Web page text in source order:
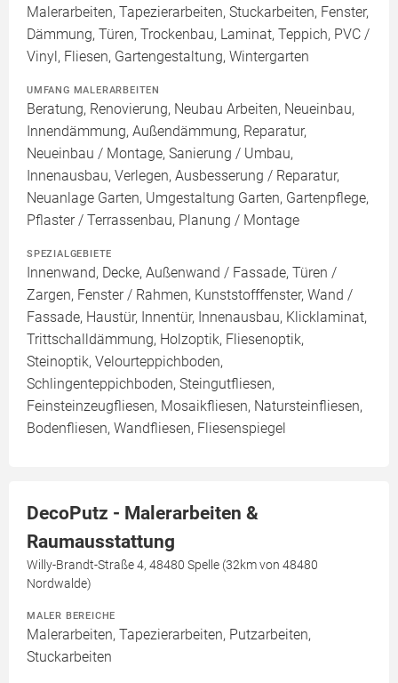
Malerarbeiten, Tapezierarbeiten, Stuckarbeiten, Fenster,
Dämmung, Türen, Trockenbau, Laminat, Teppich, PVC /
Vinyl, Fliesen, Gartengestaltung, Wintergarten
UMFANG MALERARBEITEN
Beratung, Renovierung, Neubau Arbeiten, Neueinbau,
Innendämmung, Außendämmung, Reparatur,
Neueinbau / Montage, Sanierung / Umbau,
Innenausbau, Verlegen, Ausbesserung / Reparatur,
Neuanlage Garten, Umgestaltung Garten, Gartenpflege,
Pflaster / Terrassenbau, Planung / Montage
SPEZIALGEBIETE
Innenwand, Decke, Außenwand / Fassade, Türen /
Zargen, Fenster / Rahmen, Kunststofffenster, Wand /
Fassade, Haustür, Innentür, Innenausbau, Klicklaminat,
Trittschalldämmung, Holzoptik, Fliesenoptik,
Steinoptik, Velourteppichboden,
Schlingenteppichboden, Steingutfliesen,
Feinsteinzeugfliesen, Mosaikfliesen, Natursteinfliesen,
Bodenfliesen, Wandfliesen, Fliesenspiegel
DecoPutz - Malerarbeiten &
Raumausstattung
Willy-Brandt-Straße 4, 48480 Spelle (32km von 48480
Nordwalde)
MALER BEREICHE
Malerarbeiten, Tapezierarbeiten, Putzarbeiten,
Stuckarbeiten